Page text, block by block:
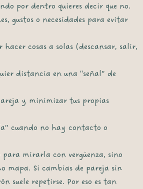
por dentro quieres decir que no.
gustos o necesidades para evitar
cosas a solas (descansar, salir,
distancia en una “señal” de
y minimizar tus propias
cuando no hay contacto o
mirarla con vergüenza, sino
mapa. Si cambias de pareja sin
suele repetirse. Por eso es tan